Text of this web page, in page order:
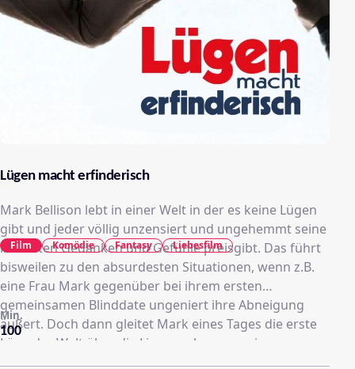
Lügen macht erfinderisch
Mark Bellison lebt in einer Welt in der es keine Lügen
gibt und jeder völlig unzensiert und ungehemmt seine
innersten Gedanken und Gefühle preisgibt. Das führt
bisweilen zu den absurdesten Situationen, wenn z.B.
eine Frau Mark gegenüber bei ihrem ersten
gemeinsamen Blinddate ungeniert ihre Abneigung
äußert. Doch dann gleitet Mark eines Tages die erste
Lüge der Welt über die Lippen, als er von einer
Bankangestellten missverstanden wird und er sie nicht
100
Min.
Film Komödie Fantasy Liebesfilm